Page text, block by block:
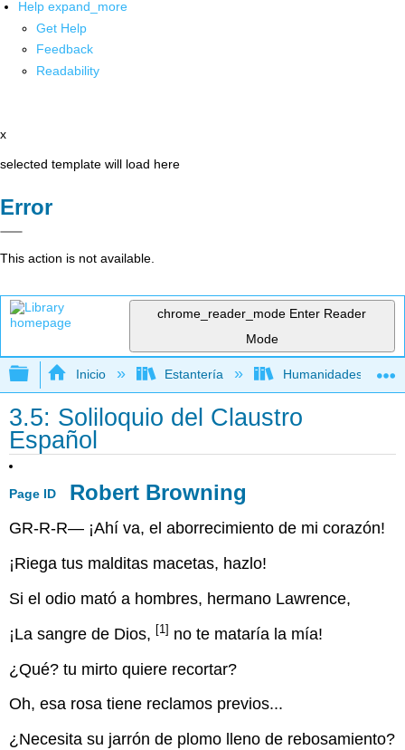
Help expand_more
Get Help
Feedback
Readability
x
selected template will load here
Error
This action is not available.
chrome_reader_mode Enter Reader
Mode
Expandir/contraer jerarquía global
Inicio Estantería Humanidades
3.5: Soliloquio del Claustro
Español
Page ID Robert Browning
GR-R-R— ¡Ahí va, el aborrecimiento de mi corazón!
¡Riega tus malditas macetas, hazlo!
Si el odio mató a hombres, hermano Lawrence,
¡La sangre de Dios, [1] no te mataría la mía!
¿Qué? tu mirto quiere recortar?
Oh, esa rosa tiene reclamos previos...
¿Necesita su jarrón de plomo lleno de rebosamiento?